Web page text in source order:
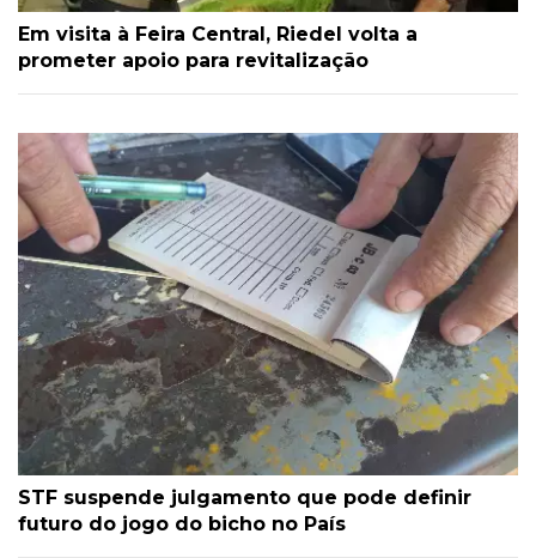
Em visita à Feira Central, Riedel volta a
prometer apoio para revitalização
STF suspende julgamento que pode definir
futuro do jogo do bicho no País